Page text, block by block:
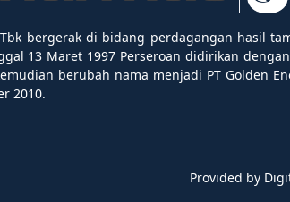
bergerak di bidang perdagangan hasil
13 Maret 1997 Perseroan didirikan
berubah nama menjadi PT Golden
2010.
Provided by